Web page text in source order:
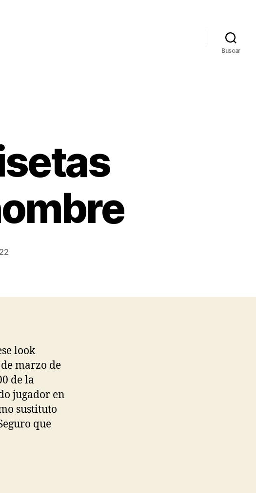
Buscar
look
marzo de
de la
jugador en
sustituto
que